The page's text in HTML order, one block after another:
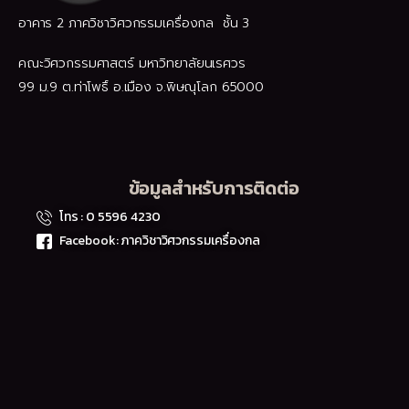
อาคาร 2 ภาควิชาวิศวกรรมเครื่องกล ชั้น 3
คณะวิศวกรรมศาสตร์ มหาวิทยาลัยนเรศวร
99 ม.9 ต.ท่าโพธิ์ อ.เมือง จ.พิษณุโลก 65000
ข้อมูลสำหรับการติดต่อ
โทร : 0 5596 4230
Facebook: ภาควิชาวิศวกรรมเครื่องกล